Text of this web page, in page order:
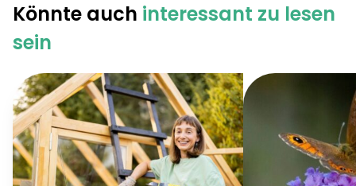
Könnte auch interessant zu lesen
sein